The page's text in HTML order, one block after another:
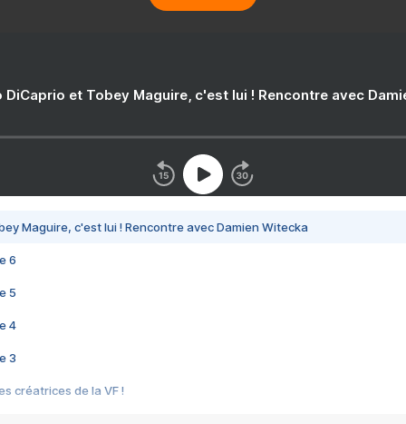
DiCaprio et Tobey Maguire, c'est lui ! Rencontre avec
Maguire, c'est lui ! Rencontre avec Damien Witecka
6
5
4
3
créatrices de la VF !